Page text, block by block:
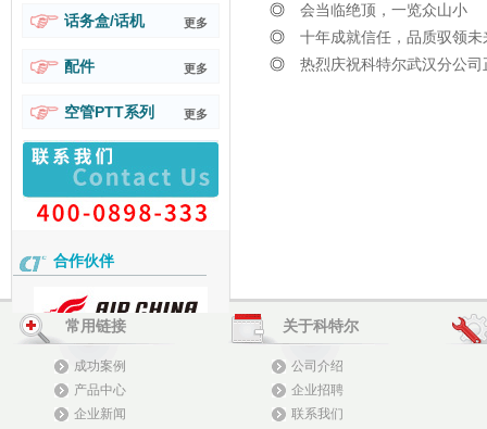
话务盒/话机 更多
配件 更多
空管PTT系列 更多
合作伙伴
◎ 会当临绝顶，一览众山小
◎ 十年成就信任，品质驭领未
◎ 热烈庆祝科特尔武汉分公
常用链接
成功案例
产品中心
企业新闻
关于科特尔
公司介绍
企业招聘
联系我们